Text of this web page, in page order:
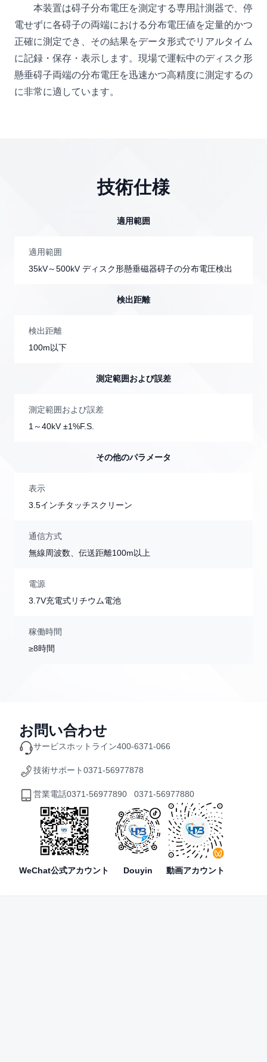
本装置は碍子分布電圧を測定する専用計測器で、停
電せずに各碍子の両端における分布電圧値を定量的かつ
正確に測定でき、その結果をデータ形式でリアルタイム
に記録・保存・表示します。現場で運転中のディスク形
懸垂碍子両端の分布電圧を迅速かつ高精度に測定するの
に非常に適しています。
技術仕様
適用範囲
適用範囲
35kV～500kV ディスク形懸垂磁器碍子の分布電圧検出
検出距離
検出距離
100m以下
測定範囲および誤差
測定範囲および誤差
1～40kV ±1%F.S.
その他のパラメータ
表示
3.5インチタッチスクリーン
通信方式
無線周波数、伝送距離100m以上
電源
3.7V充電式リチウム電池
稼働時間
≥8時間
お問い合わせ
サービスホットライン400-6371-066
技術サポート0371-56977878
営業電話0371-56977890 0371-56977880
WeChat公式アカウント Douyin 動画アカウント